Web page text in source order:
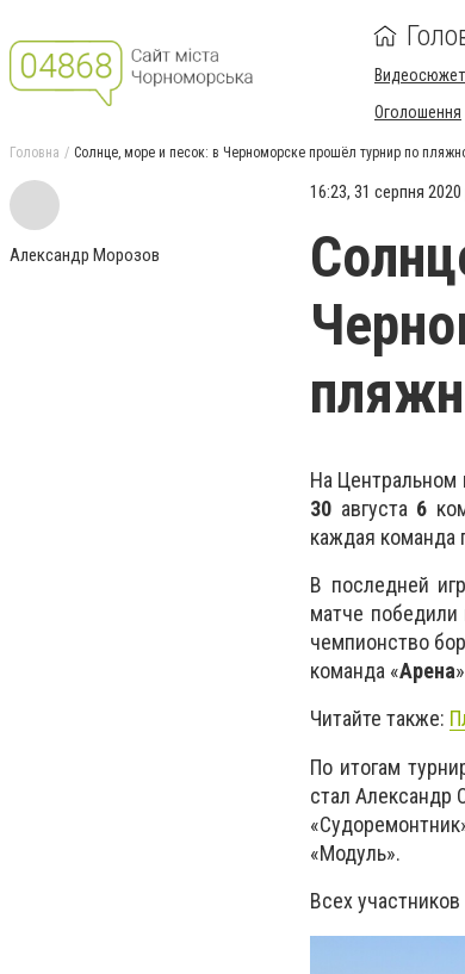
Оголошення
Головна Солнце, море и песок: в Черноморске прошёл турнир по
Александр Морозов
16:23, 31 серпня 2020
На Центральном
30 августа 6
каждая команда
В последней
матче победили
чемпионство
команда «Арена
Читайте также:
По итогам
стал Александр
«Модуль».
Всех